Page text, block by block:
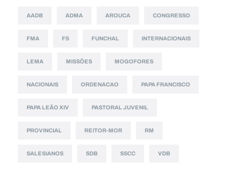
AADB ADMA AROUCA CONGRESSO
FMA FS FUNCHAL INTERNACIONAIS
LEMA MISSÕES MOGOFORES
NACIONAIS ORDENACAO PAPA FRANCISCO
PAPA LEÃO XIV PASTORAL JUVENIL
PROVINCIAL REITOR-MOR RM
SALESIANOS SDB SSCC VDB